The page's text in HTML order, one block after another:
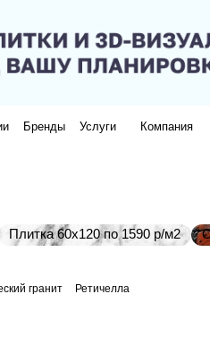
Бренды Услуги Компания
Плитка 60х120 по 1590 р/м2
гранит Ретичелла